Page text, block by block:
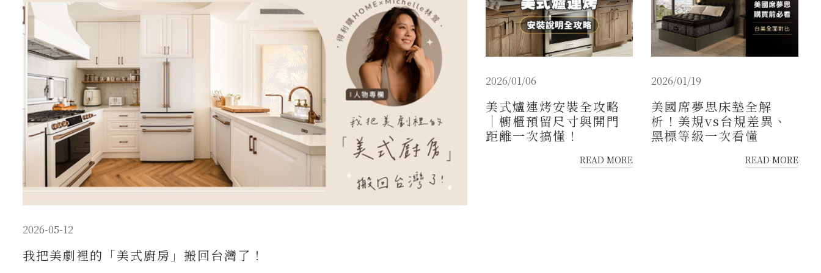
2026-05-12
我把美劇裡的「美式廚房」搬回台灣了！
2026/01/06
美式爐連烤安裝全攻略
｜櫥櫃預留尺寸與開門
距離一次搞懂！
READ MORE
2026/01/19
美國席夢思床墊全解
析！美規vs台規差異、
黑標等級一次看懂
READ MORE